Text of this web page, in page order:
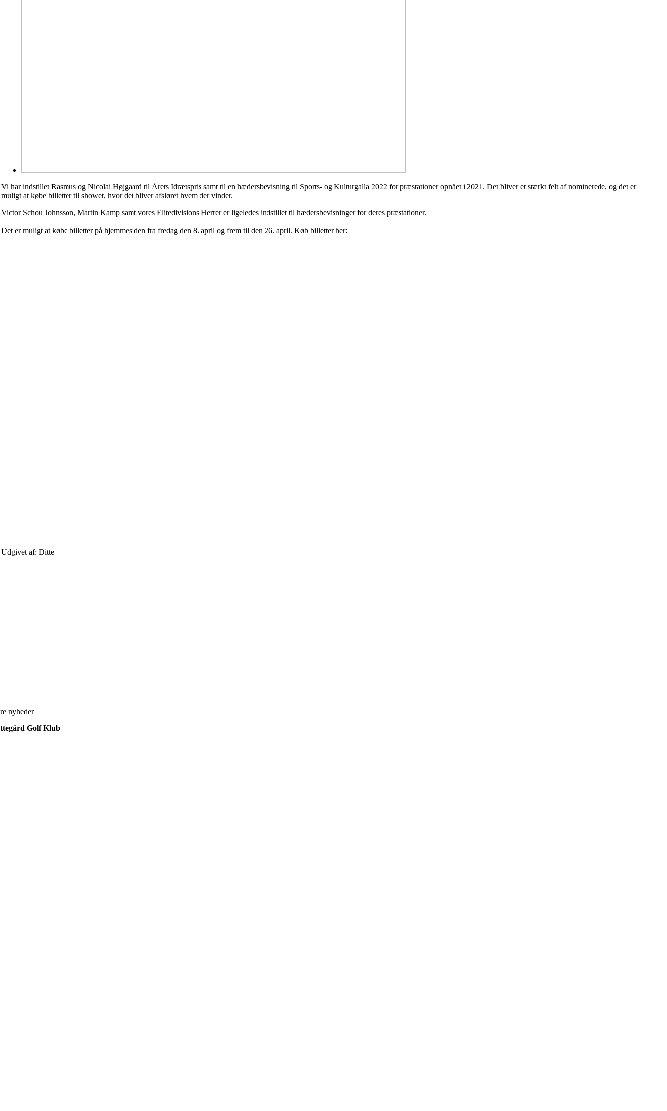
Vi har indstillet Rasmus og Nicolai Højgaard til Årets Idrætspris samt til en hædersbevisning til Sports- og Kulturgalla 2022 for præstationer opnået i 2021. Det bliver et stærkt felt af nominerede, og det er
muligt at købe billetter til showet, hvor det bliver afsløret hvem der vinder.
Victor Schou Johnsson, Martin Kamp samt vores Elitedivisions Herrer er ligeledes indstillet til hædersbevisninger for deres præstationer.
Det er muligt at købe billetter på hjemmesiden fra fredag den 8. april og frem til den 26. april. Køb billetter her:
Udgivet af: Ditte
nyheder
Golf Klub